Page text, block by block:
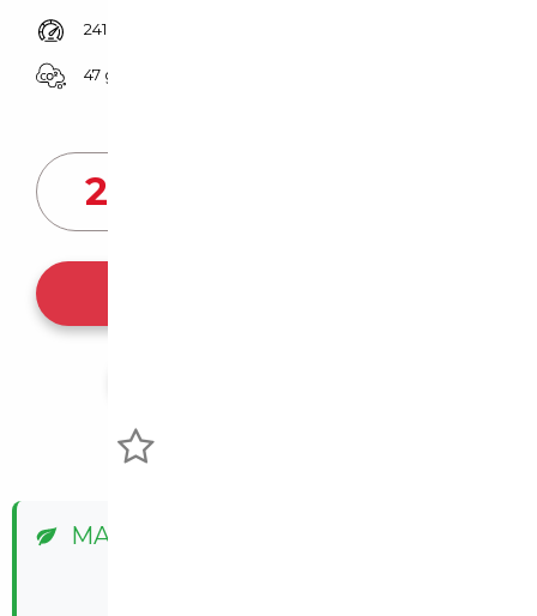
241 CH (177 kW)
47 g/km
26 580
MALUS ÉCOLOGIQUE